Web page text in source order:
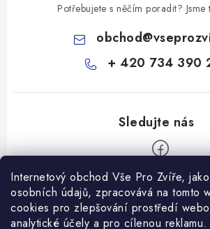
Internetový obchod Vše Pro Zvíře,
osobních údajů, zpracovává na tomto
cookies pro zlepšování prostředí
analytické účely a pro cílenou reklamu.
Potřebujete s něčím poradit? Jsme
obchod@
+ 420 734 390
Informace pro Vás